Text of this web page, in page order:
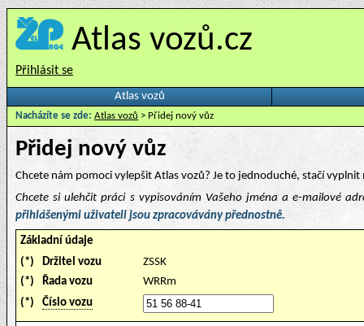
Atlas vozů.cz
Přihlásit se
Atlas vozů
Nacházíte se zde: Atlas vozů > Přidej nový vůz
Přidej nový vůz
Chcete nám pomoci vylepšit Atlas vozů? Je to jednoduché, stačí
Chcete si ulehčit práci s vypisováním Vašeho jména a e-mailové
přihlášenými uživateli jsou zpracovávány přednostně.
Základní údaje
(*)
Držitel vozu
ZSSK
(*)
Řada vozu
WRRm
(*)
Číslo vozu